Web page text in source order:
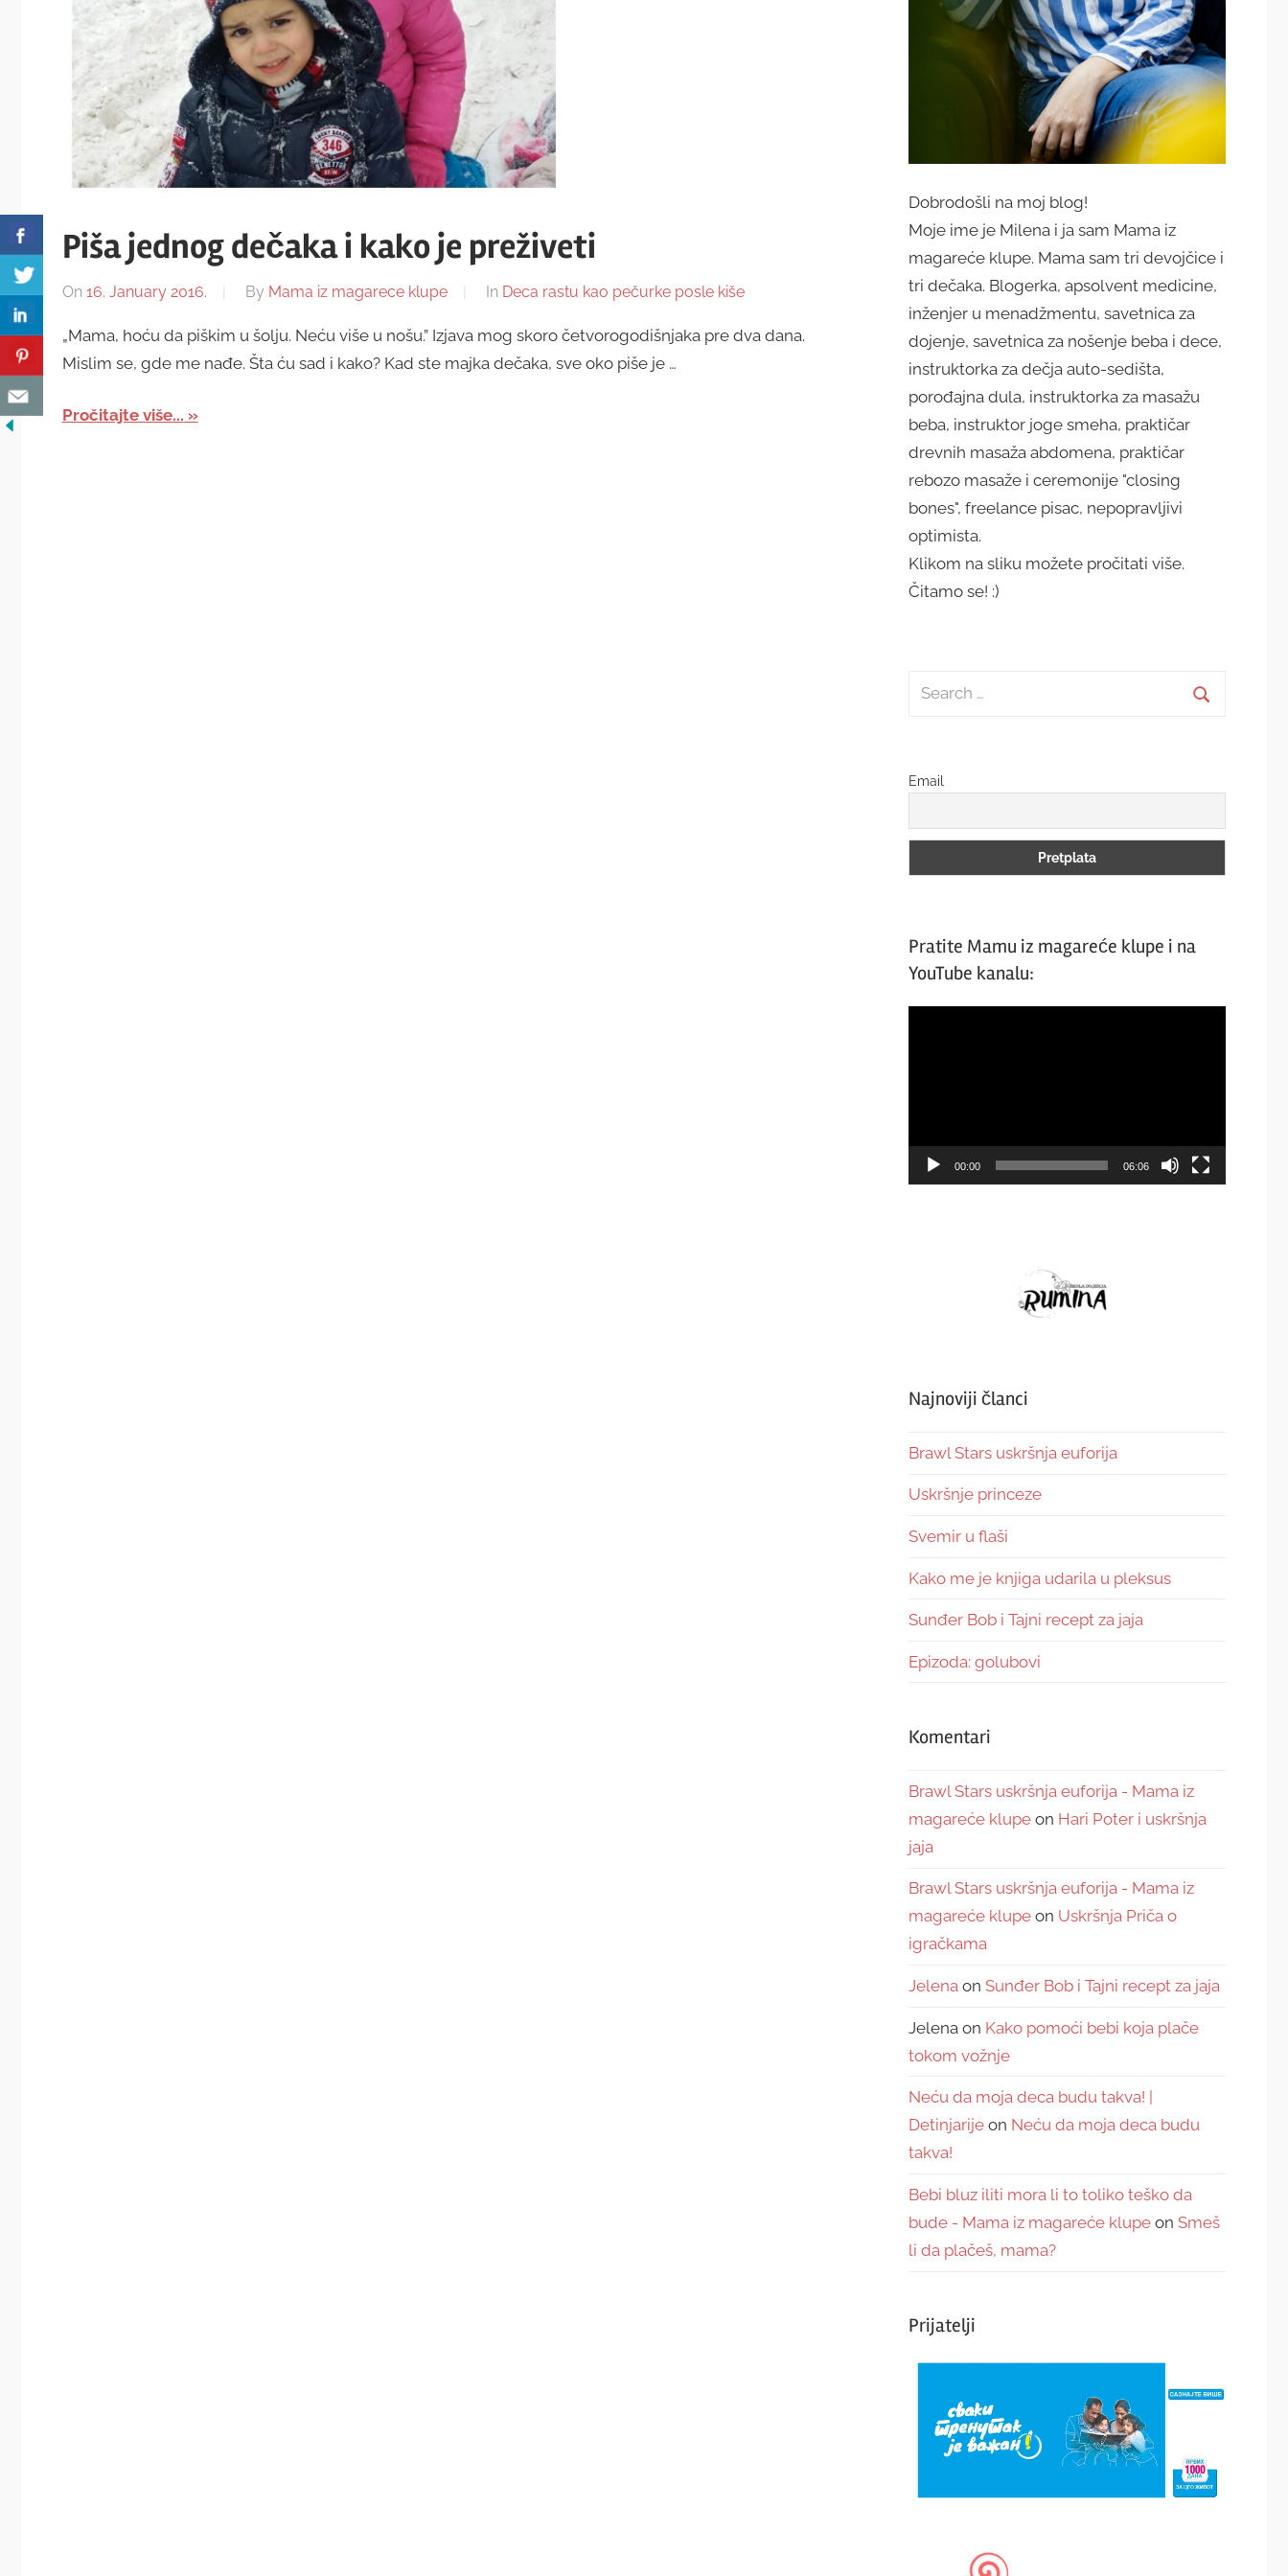
Piša jednog dečaka i kako je preživeti
On 16. January 2016. By Mama iz magarece klupe In Deca rastu kao pečurke posle kiše
„Mama, hoću da piškim u šolju. Neću više u nošu.” Izjava mog skoro četvorogodišnjaka pre dva dana.
Mislim se, gde me nađe. Šta ću sad i kako? Kad ste majka dečaka, sve oko piše je …
Pročitajte više...
Dobrodošli na moj blog!
Moje ime je Milena i ja sam Mama iz
magareće klupe. Mama sam tri devojčice i
tri dečaka. Blogerka, apsolvent medicine,
inženjer u menadžmentu, savetnica za
dojenje, savetnica za nošenje beba i dece,
instruktorka za dečja auto-sedišta,
porođajna dula, instruktorka za masažu
beba, instruktor joge smeha, praktičar
drevnih masaža abdomena, praktičar
rebozo masaže i ceremonije "closing
bones", freelance pisac, nepopravljivi
optimista.
Klikom na sliku možete pročitati više.
Čitamo se! :)
Search
Email
Pratite Mamu iz magareće klupe i na
YouTube kanalu:
00:00 06:06
Najnoviji članci
Brawl Stars uskršnja euforija
Uskršnje princeze
Svemir u flaši
Kako me je knjiga udarila u pleksus
Sunđer Bob i Tajni recept za jaja
Epizoda: golubovi
Komentari
Brawl Stars uskršnja euforija - Mama iz
magareće klupe on Hari Poter i uskršnja
jaja
Brawl Stars uskršnja euforija - Mama iz
magareće klupe on Uskršnja Priča o
igračkama
Jelena on Sunđer Bob i Tajni recept za jaja
Jelena on Kako pomoći bebi koja plače
tokom vožnje
Neću da moja deca budu takva! |
Detinjarije on Neću da moja deca budu
takva!
Bebi bluz iliti mora li to toliko teško da
bude - Mama iz magareće klupe on Smeš
li da plačeš, mama?
Prijatelji